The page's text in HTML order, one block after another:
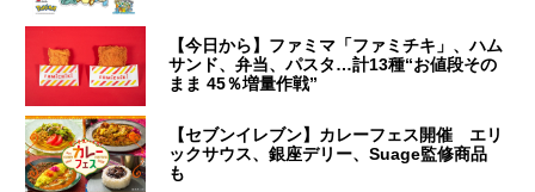
【今日から】ファミマ「ファミチキ」、ハム
サンド、弁当、パスタ…計13種“お値段その
まま 45％増量作戦”
【セブンイレブン】カレーフェス開催 エリ
ックサウス、銀座デリー、Suage監修商品
も